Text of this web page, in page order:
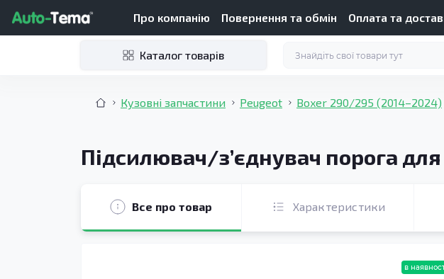
Про компанію Повернення та обмін Оплата та
Каталог товарів
Кузовні запчастини Peugeot Boxer 290/295 (2014–2024)
Підсилювач/зʼєднувач порога
Все про товар Характеристики
в